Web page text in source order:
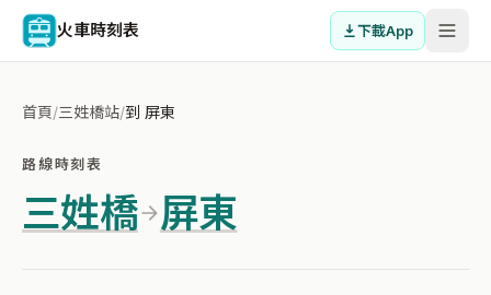
火車時刻表 下載App
首頁/三姓橋站/到 屏東
路線時刻表
三姓橋 屏東